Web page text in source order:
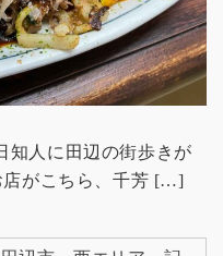
知人に田辺の街歩きが
店がこちら、千芳 […]